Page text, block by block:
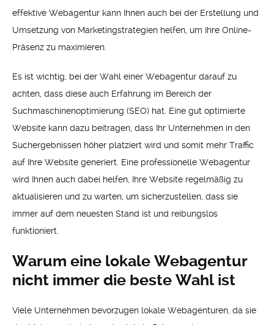
effektive Webagentur kann Ihnen auch bei der Erstellung und
Umsetzung von Marketingstrategien helfen, um Ihre Online-
Präsenz zu maximieren.
Es ist wichtig, bei der Wahl einer Webagentur darauf zu
achten, dass diese auch Erfahrung im Bereich der
Suchmaschinenoptimierung (SEO) hat. Eine gut optimierte
Website kann dazu beitragen, dass Ihr Unternehmen in den
Suchergebnissen höher platziert wird und somit mehr Traffic
auf Ihre Website generiert. Eine professionelle Webagentur
wird Ihnen auch dabei helfen, Ihre Website regelmäßig zu
aktualisieren und zu warten, um sicherzustellen, dass sie
immer auf dem neuesten Stand ist und reibungslos
funktioniert.
Warum eine lokale Webagentur
nicht immer die beste Wahl ist
Viele Unternehmen bevorzugen lokale Webagenturen, da sie